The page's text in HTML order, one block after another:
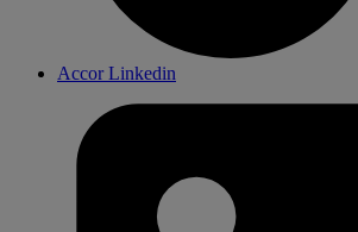
Accor Linkedin